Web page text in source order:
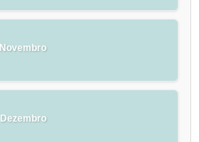
Novembro
Dezembro